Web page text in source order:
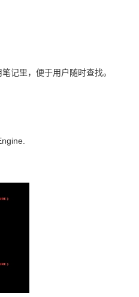
笔记里，便于用户随时查找。